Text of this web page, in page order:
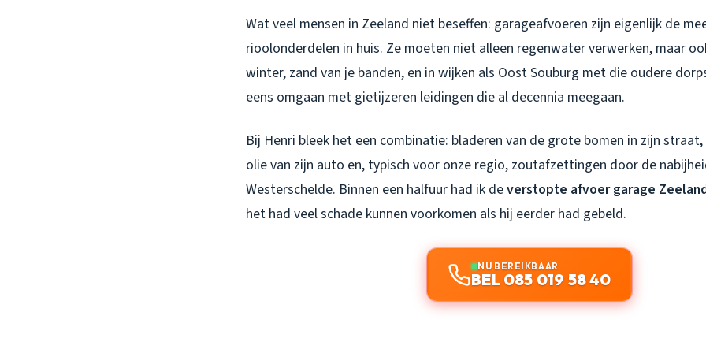
Wat veel mensen in Zeeland niet beseffen: garageafvoeren zijn eigenlijk de
rioolonderdelen in huis. Ze moeten niet alleen regenwater verwerken, maar
winter, zand van je banden, en in wijken als Oost Souburg met die oudere
eens omgaan met gietijzeren leidingen die al decennia meegaan.
Bij Henri bleek het een combinatie: bladeren van de grote bomen in zijn
olie van zijn auto en, typisch voor onze regio, zoutafzettingen door de
Westerschelde. Binnen een halfuur had ik deverstopte afvoer garage
het had veel schade kunnen voorkomen als hij eerder had gebeld.
NU BEREIKBAAR
BEL 085 019 58 40